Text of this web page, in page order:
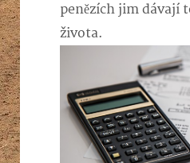
penězích jim dávají
života.